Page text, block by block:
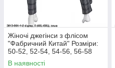
Жіночі джегінси з флісом
"Фабричний Китай" Розміри:
50-52, 52-54, 54-56, 56-58
(18128-1)
В наявності